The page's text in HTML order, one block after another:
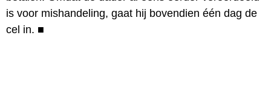
is voor mishandeling, gaat hij bovendien één dag de
cel in. ■